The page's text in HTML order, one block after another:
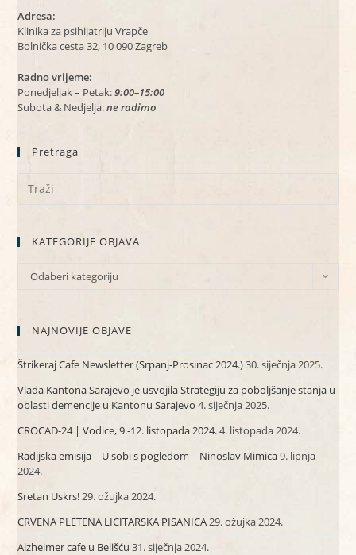
Adresa:
Klinika za psihijatriju Vrapče
Bolnička cesta 32, 10 090 Zagreb
Radno vrijeme:
Ponedjeljak – Petak:9:00–15:00
Subota & Nedjelja:ne radimo
Pretraga
KATEGORIJE OBJAVA
Odaberi kategoriju
NAJNOVIJE OBJAVE
Štrikeraj Cafe Newsletter (Srpanj-Prosinac 2024.)30. siječnja 2025.
Vlada Kantona Sarajevo je usvojila Strategiju za poboljšanje stanja u
oblasti demencije u Kantonu Sarajevo 4. siječnja 2025.
CROCAD-24 | Vodice, 9.-12. listopada 2024.4. listopada 2024.
Radijska emisija – U sobi s pogledom – Ninoslav Mimica9. lipnja
2024.
Sretan Uskrs!29. ožujka 2024.
CRVENA PLETENA LICITARSKA PISANICA29. ožujka 2024.
Alzheimer cafe u Belišću 31. siječnja 2024.